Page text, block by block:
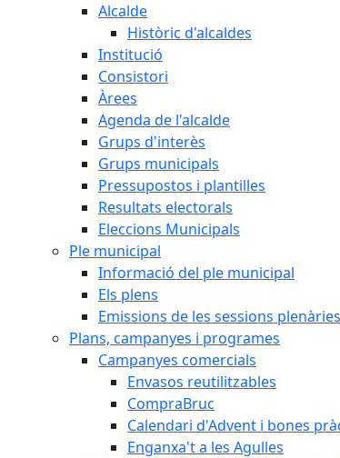
Alcalde
Històric d'alcaldes
Institució
Consistori
Àrees
Agenda de l'alcalde
Grups d'interès
Grups municipals
Pressupostos i plantilles
Resultats electorals
Eleccions Municipals
Ple municipal
Informació del ple municipal
Els plens
Emissions de les sessions plenàries
Plans, campanyes i programes
Campanyes comercials
Envasos reutilitzables
CompraBruc
Calendari d'Advent i bones
Enganxa't a les Agulles